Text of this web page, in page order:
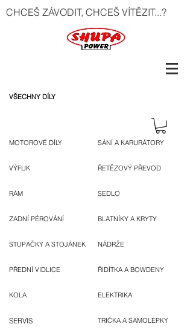
CHCEŠ ZÁVODIT, CHCEŠ VÍTĚZIT...?
VŠECHNY DÍLY
MOTOROVÉ DÍLY
VÝFUK
RÁM
ZADNÍ PÉROVÁNÍ
STUPAČKY A STOJÁNEK
PŘEDNÍ VIDLICE
KOLA
SERVIS
SÁNÍ A KARURÁTORY
ŘETĚZOVÝ PŘEVOD
SEDLO
BLATNÍKY A KRYTY
NÁDRŽE
ŘIDÍTKA A BOWDENY
ELEKTRIKA
TRIČKA A SAMOLEPKY